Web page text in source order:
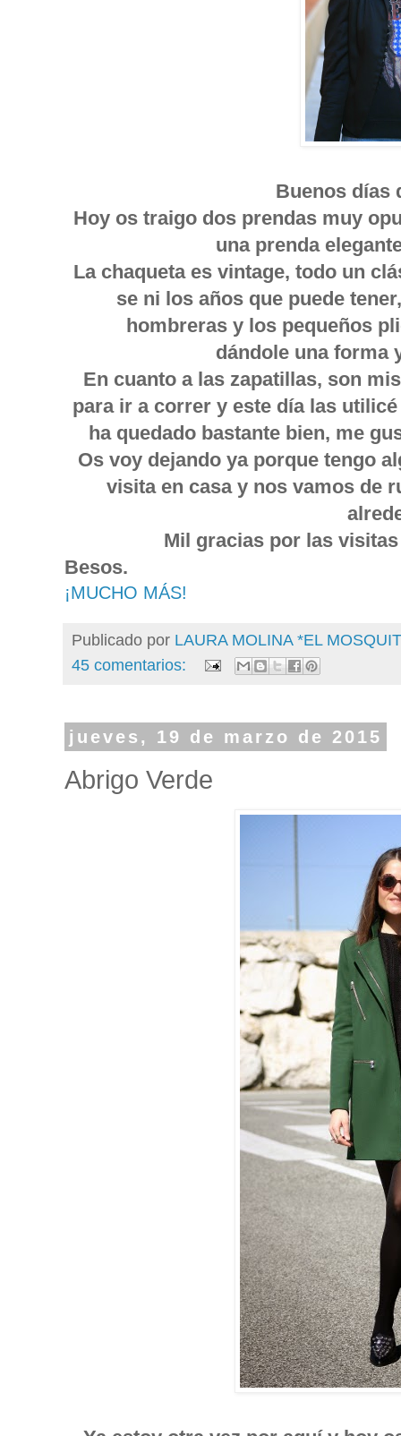
Buenos días
Hoy os traigo dos prendas muy
una prenda
La chaqueta es vintage, todo un
se ni los años que puede
hombreras y los pequeños
dándole una forma
En cuanto a las zapatillas, son
para ir a correr y este día las
ha quedado bastante bien, me
Os voy dejando ya porque tengo
visita en casa y nos vamos de
Mil gracias por las
Besos.
¡MUCHO MÁS!
Publicado por LAURA MOLINA *EL
45 comentarios:
jueves, 19 de marzo de 2015
Abrigo Verde